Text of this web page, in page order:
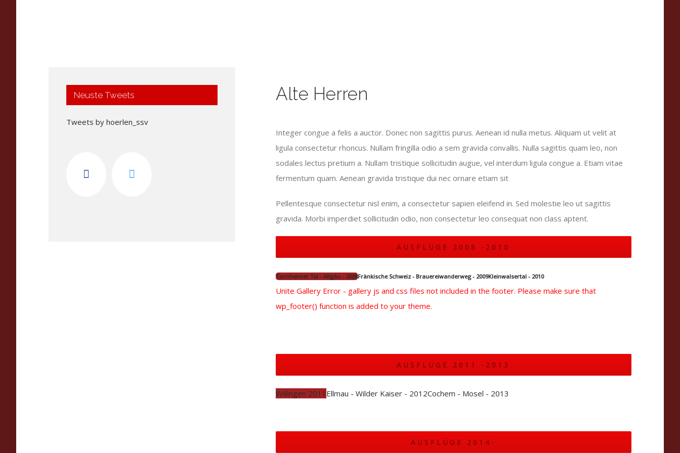
Alte Herren
Integer congue a felis a auctor. Donec non sagittis purus. Aenean id nulla metus. Aliquam ut velit at
ligula consectetur rhoncus. Nullam fringilla odio a sem gravida convallis. Nulla sagittis quam leo, non
sodales lectus pretium a. Nullam tristique sollicitudin augue, vel interdum ligula congue a. Etiam vitae
fermentum quam. Aenean gravida tristique dui nec ornare etiam sit
Pellentesque consectetur nisl enim, a consectetur sapien eleifend in. Sed molestie leo ut sagittis
gravida. Morbi imperdiet sollicitudin odio, non consectetur leo consequat non class aptent.
AUSFLÜGE 2008 -2010
Tannheimer Tal - Allgäu - 2008Fränkische Schweiz - Brauereiwanderweg - 2009Kleinwalsertal - 2010
Unite Gallery Error - gallery js and css files not included in the footer. Please make sure that
wp_footer() function is added to your theme.
AUSFLÜGE 2011 -2013
Willingen 2011 Ellmau - Wilder Kaiser - 2012Cochem - Mosel - 2013
AUSFLÜGE 2014-
Neuste Tweets
Tweets by hoerlen_ssv